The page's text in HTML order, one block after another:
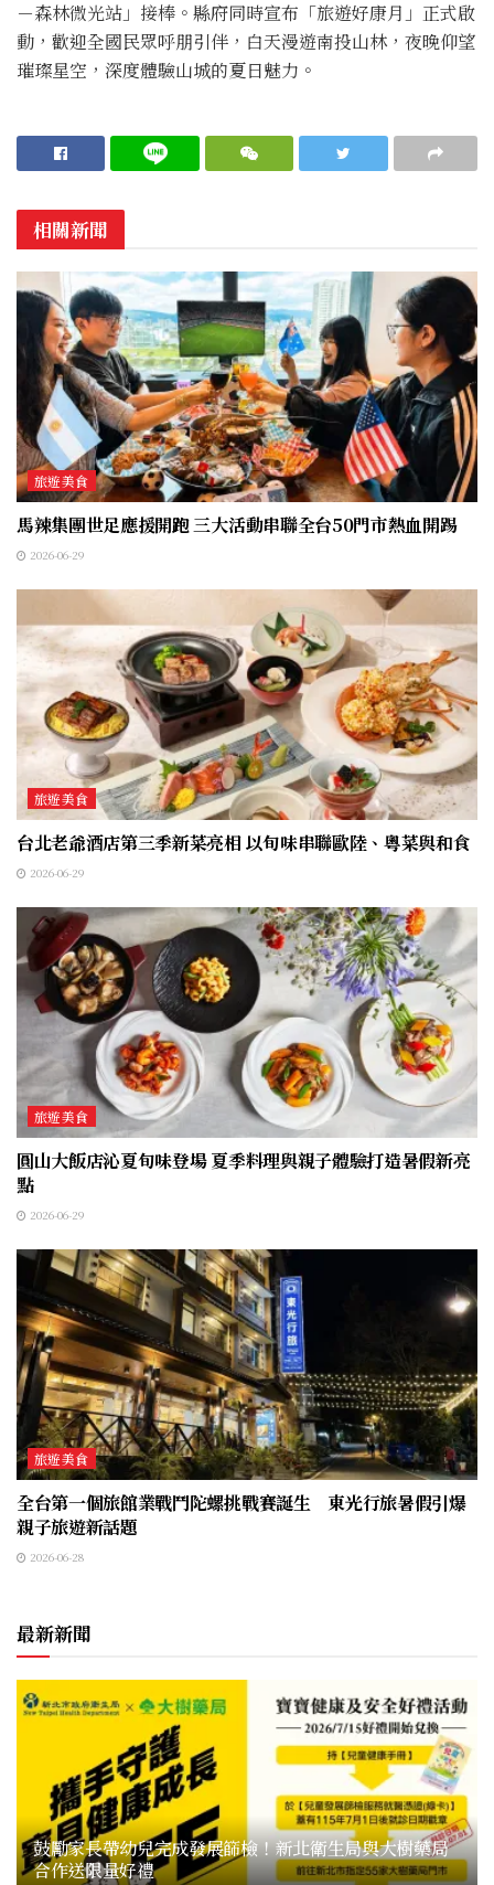
－森林微光站」接棒。縣府同時宣布「旅遊好康月」正式啟
動，歡迎全國民眾呼朋引伴，白天漫遊南投山林，夜晚仰望
璀璨星空，深度體驗山城的夏日魅力。
相關新聞
旅遊美食
馬辣集團世足應援開跑 三大活動串聯全台50門市熱血開踢
2026-06-29
旅遊美食
台北老爺酒店第三季新菜亮相 以旬味串聯歐陸、粵菜與和食
2026-06-29
旅遊美食
圓山大飯店沁夏旬味登場 夏季料理與親子體驗打造暑假新亮
點
2026-06-29
旅遊美食
全台第一個旅館業戰鬥陀螺挑戰賽誕生 東光行旅暑假引爆
親子旅遊新話題
2026-06-28
最新新聞
鼓勵家長帶幼兒完成發展篩檢！新北衛生局與大樹藥局
合作送限量好禮